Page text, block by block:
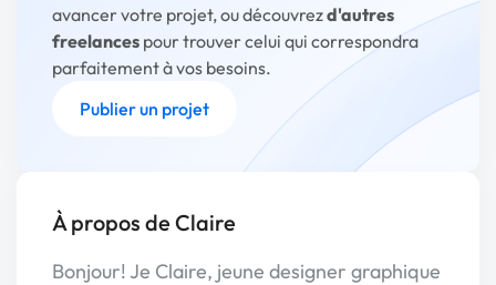
avancer votre projet, ou découvrezd'autres
freelances pour trouver celui qui correspondra
parfaitement à vos besoins.
Publier un projet
À propos de Claire
Bonjour! Je Claire, jeune designer graphique